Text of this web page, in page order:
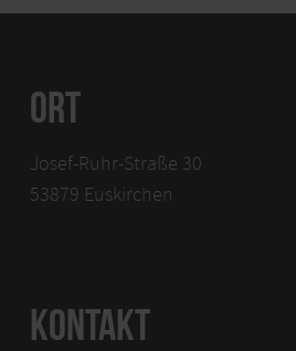
ORT
Josef-Ruhr-Straße 30
53879 Euskirchen
KONTAKT